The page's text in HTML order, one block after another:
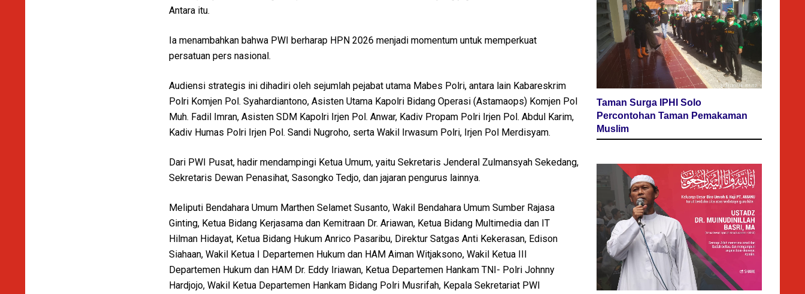
Antara itu.
Ia menambahkan bahwa PWI berharap HPN 2026 menjadi momentum untuk memperkuat
persatuan pers nasional.
Audiensi strategis ini dihadiri oleh sejumlah pejabat utama Mabes Polri, antara lain Kabareskrim
Polri Komjen Pol. Syahardiantono, Asisten Utama Kapolri Bidang Operasi (Astamaops) Komjen Pol
Muh. Fadil Imran, Asisten SDM Kapolri Irjen Pol. Anwar, Kadiv Propam Polri Irjen Pol. Abdul Karim,
Kadiv Humas Polri Irjen Pol. Sandi Nugroho, serta Wakil Irwasum Polri, Irjen Pol Merdisyam.
Dari PWI Pusat, hadir mendampingi Ketua Umum, yaitu Sekretaris Jenderal Zulmansyah Sekedang,
Sekretaris Dewan Penasihat, Sasongko Tedjo, dan jajaran pengurus lainnya.
Meliputi Bendahara Umum Marthen Selamet Susanto, Wakil Bendahara Umum Sumber Rajasa
Ginting, Ketua Bidang Kerjasama dan Kemitraan Dr. Ariawan, Ketua Bidang Multimedia dan IT
Hilman Hidayat, Ketua Bidang Hukum Anrico Pasaribu, Direktur Satgas Anti Kekerasan, Edison
Siahaan, Wakil Ketua I Departemen Hukum dan HAM Aiman Witjaksono, Wakil Ketua III
Departemen Hukum dan HAM Dr. Eddy Iriawan, Ketua Departemen Hankam TNI- Polri Johnny
Hardjojo, Wakil Ketua Departemen Hankam Bidang Polri Musrifah, Kepala Sekretariat PWI
Taman Surga IPHI Solo
Percontohan Taman Pemakaman
Muslim